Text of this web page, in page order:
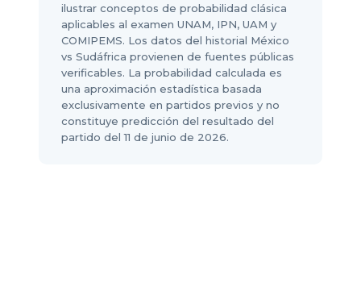
ilustrar conceptos de probabilidad clásica
aplicables al examen UNAM, IPN, UAM y
COMIPEMS. Los datos del historial México
vs Sudáfrica provienen de fuentes públicas
verificables. La probabilidad calculada es
una aproximación estadística basada
exclusivamente en partidos previos y no
constituye predicción del resultado del
partido del 11 de junio de 2026.